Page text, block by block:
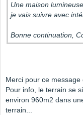
Une maison
je vais suivre avec
Bonne continuation,
Merci pour ce
Pour info, le terrain se
environ 960m2 dans
terrain...